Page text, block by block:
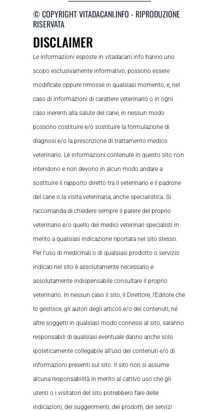
© COPYRIGHT VITADACANI.INFO - RIPRODUZIONE
RISERVATA
DISCLAIMER
Le informazioni esposte in vitadacani.info hanno uno
scopo esclusivamente informativo, possono essere
modificate oppure rimosse in qualsiasi momento, e, nel
caso di informazioni di carattere veterinario o in ogni
caso inerenti alla salute del cane, in nessun modo
possono costituire e/o sostituire la formulazione di
diagnosi e/o la prescrizione di trattamento medico
veterinario. Le informazioni contenute in questo sito non
intendono e non devono in alcun modo andare a
sostituire il rapporto diretto tra il veterinario e il padrone
del cane o la visita veterinaria, anche specialistica. Si
raccomanda di chiedere sempre il parere del proprio
veterinario e/o quello dei medici veterinari specialisti in
merito a qualsiasi indicazione riportata nel sito stesso.
Per l’uso di medicinali o di qualsiasi prodotto o servizio
indicati nel sito è assolutamente necessario e
assolutamente indispensabile consultare il proprio
veterinario. In nessun caso il sito, il Direttore, l’Editore che
lo gestisce, gli autori degli articoli e/o dei contenuti, né
altre soggetti in qualsiasi modo connessi al sito, saranno
responsabili di qualsiasi eventuale danno anche solo
ipoteticamente collegabile all’uso dei contenuti e/o di
informazioni presenti sul sito. Il sito non si assume
alcuna responsabilità in merito al cattivo uso che gli
utenti o i visitatori del sito potrebbero fare delle
indicazioni, dei suggerimenti, dei prodotti, dei servizi